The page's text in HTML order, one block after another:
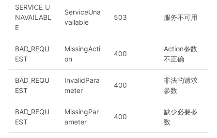
SERVICE_U
NAVAILABL
E
ServiceUna
vailable
503 服务不可用
BAD_REQU
EST
MissingActi
on
400
Action参数
不正确
BAD_REQU
EST
InvalidPara
meter
400
非法的请求
参数
BAD_REQU
EST
MissingPar
ameter
400
缺少必要参
数